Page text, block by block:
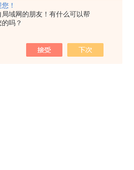
！
局域网的朋友！有什么可以帮
的吗？